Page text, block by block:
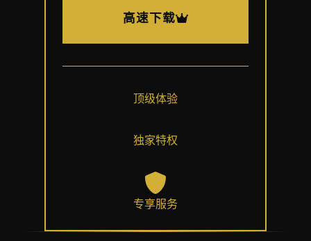
高速下载
顶级体验
独家特权
专享服务